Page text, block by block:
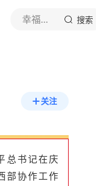
幸福福鼎 搜索
关注
总书记在庆
部协作工作